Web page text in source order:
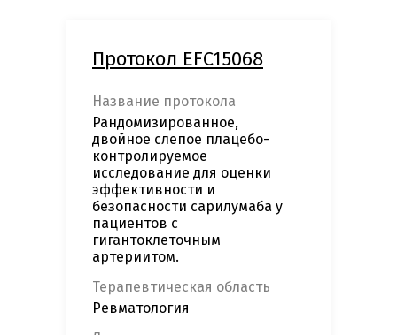
Протокол EFC15068
Название протокола
Рандомизированное,
двойное слепое плацебо-
контролируемое
исследование для оценки
эффективности и
безопасности сарилумаба у
пациентов с
гигантоклеточным
артериитом.
Терапевтическая область
Ревматология